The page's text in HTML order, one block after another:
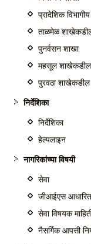
प्रादेशिक
ताळमेळ
पुनर्वसन शाखा
महसूल
पुरवठा
निर्देशिका
निर्देशिका
हेल्पलाइन
नागरिकांच्या विषयी
सेवा
जीआईएस
सेवा विषयक
नैसर्गिक आपत्ती